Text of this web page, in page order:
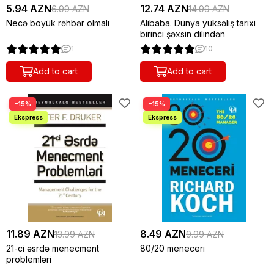
5.94 AZN6.99 AZN
Necə böyük rəhbər olmalı
1
Add to cart
12.74 AZN14.99 AZN
Alibaba. Dünya yüksəliş tarixi
birinci şəxsin dilindən
10
Add to cart
−15%
11.89 AZN13.99 AZN
21-ci əsrdə menecment
problemləri
−15%
8.49 AZN9.99 AZN
80/20 meneceri